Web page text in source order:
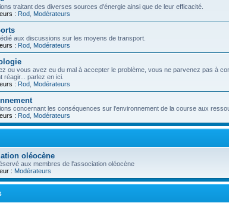
traitant des diverses sources d'énergie ainsi que de leur efficacité.
: Rod Modérateurs
aux discussions sur les moyens de transport.
: Rod Modérateurs
ou vous avez eu du mal à accepter le problème, vous ne parvenez pas à
réagir... parlez en ici.
: Rod Modérateurs
concernant les conséquences sur l'environnement de la course aux
: Rod Modérateurs
oléocène
aux membres de l'association oléocène
: Modérateurs